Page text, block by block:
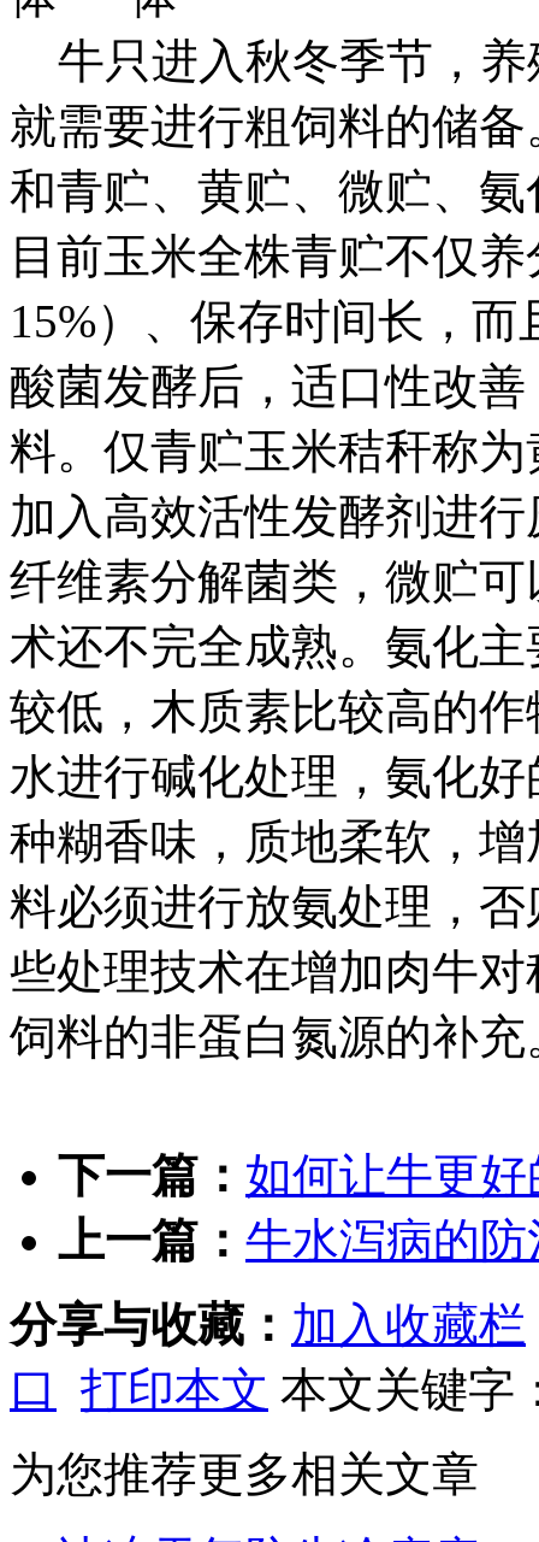
牛只进入秋冬季节，养
就需要进行粗饲料的储
和青贮、黄贮、微贮、
目前玉米全株青贮不仅
15%）、保存时间长，
酸菌发酵后，适口性改
料。仅青贮玉米秸秆称
加入高效活性发酵剂进
纤维素分解菌类，微贮
术还不完全成熟。氨化
较低，木质素比较高的
水进行碱化处理，氨化
种糊香味，质地柔软，
料必须进行放氨处理，
些处理技术在增加肉牛
饲料的非蛋白氮源的补充
下一篇： 如何让牛更
上一篇： 牛水泻病的防
分享与收藏： 加入收藏栏
口
打印本文 本文关键字
为您推荐更多相关文章